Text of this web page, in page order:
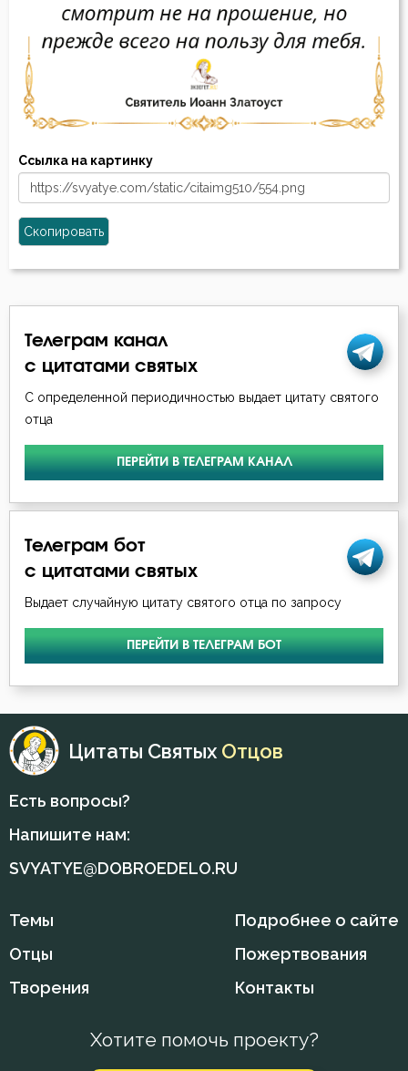
Ссылка на картинку
Скопировать
Телеграм канал
с цитатами святых
С определенной периодичностью выдает цитату святого
отца
ПЕРЕЙТИ В ТЕЛЕГРАМ КАНАЛ
Телеграм бот
с цитатами святых
Выдает случайную цитату святого отца по запросу
ПЕРЕЙТИ В ТЕЛЕГРАМ БОТ
Цитаты Святых Отцов
Есть вопросы?
Напишите нам:
SVYATYE@DOBROEDELO.RU
Темы
Отцы
Творения
Подробнее о сайте
Пожертвования
Контакты
Хотите помочь проекту?